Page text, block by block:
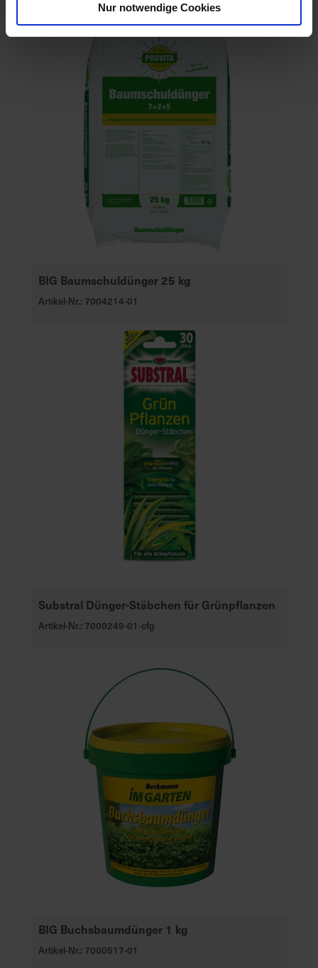
Nur notwendige Cookies
BIG Baumschuldünger 25 kg
Artikel-Nr.: 7004214-01
Substral Dünger-Stäbchen für Grünpflanzen
Artikel-Nr.: 7000249-01-cfg
BIG Buchsbaumdünger 1 kg
Artikel-Nr.: 7000517-01